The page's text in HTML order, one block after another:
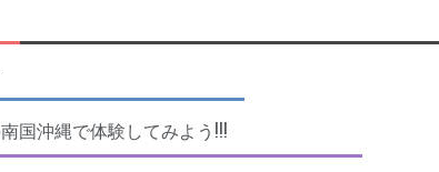
沖縄で体験してみよう!!!